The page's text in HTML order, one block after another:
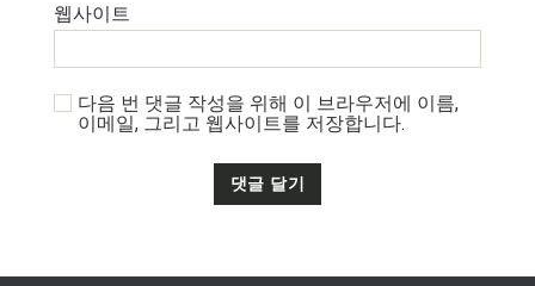
웹사이트
다음 번 댓글 작성을 위해 이 브라우저에 이름,
이메일, 그리고 웹사이트를 저장합니다.